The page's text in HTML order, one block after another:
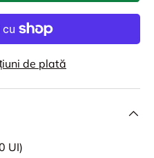
de plată
UI)